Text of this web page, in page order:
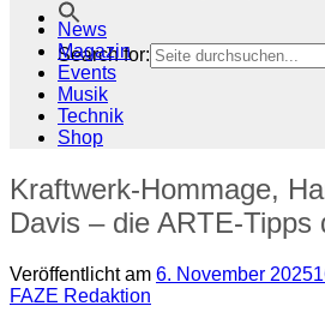
Search for:
News
Magazin
Events
Musik
Technik
Shop
Kraftwerk-Hommage,
Davis – die ARTE-Tipps
Veröffentlicht am 6. November 2025
FAZE Redaktion